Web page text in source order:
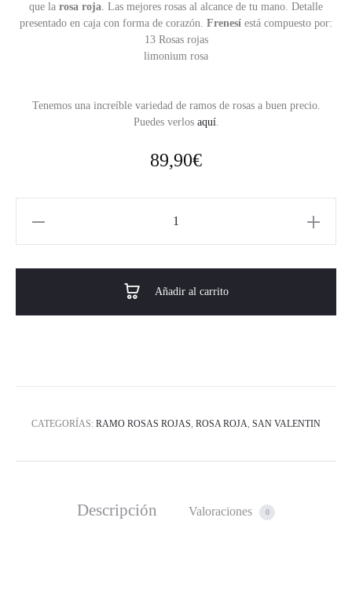
que la rosa roja. Las mejores rosas al alcance de tu mano. Detalle
presentado en caja con forma de corazón. Frenesí está compuesto por:
13 Rosas rojas
limonium rosa
Tenemos una increíble variedad de ramos de rosas a buen precio.
Puedes verlos aquí.
89,90€
Añadir al carrito
CATEGORÍAS: RAMO ROSAS ROJAS, ROSA ROJA, SAN VALENTIN
Descripción Valoraciones 0